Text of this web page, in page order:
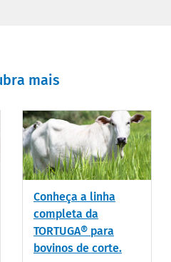
mais
Conheça a linha
completa da
TORTUGA® para
bovinos de corte.